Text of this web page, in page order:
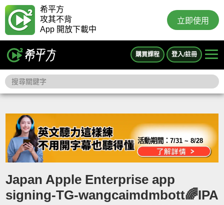
希平方
攻其不背
App 開放下載中
立即使用
購買課程 登入/註冊
活動期間：7/31 ~ 8/28
Japan Apple Enterprise app
signing-TG-wangcaimdmbott🌈IPA